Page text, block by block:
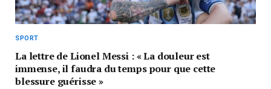
SPORT
La lettre de Lionel Messi : « La douleur est
immense, il faudra du temps pour que cette
blessure guérisse »